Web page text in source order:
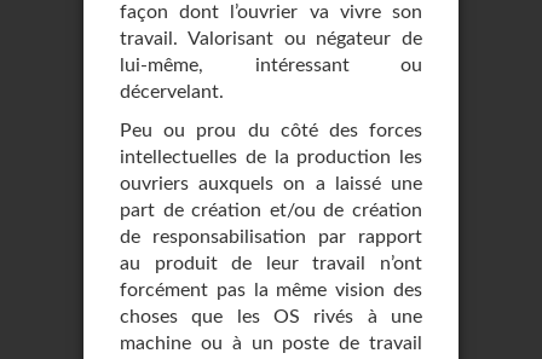
façon dont l’ouvrier va vivre son
travail. Valorisant ou négateur de
lui-même, intéressant ou
décervelant.
Peu ou prou du côté des forces
intellectuelles de la production les
ouvriers auxquels on a laissé une
part de création et/ou de création
de responsabilisation par rapport
au produit de leur travail n’ont
forcément pas la même vision des
choses que les OS rivés à une
machine ou à un poste de travail